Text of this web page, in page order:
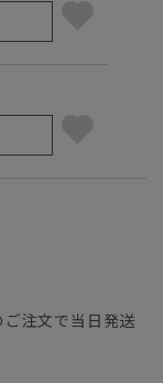
注文で当日発送